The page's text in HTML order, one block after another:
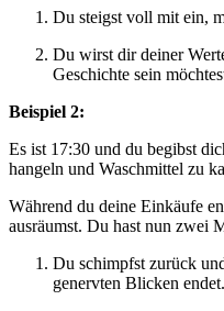
Du steigst voll mit ein,
Du wirst dir deiner
Geschichte sein
Beispiel 2:
Es ist 17:30 und du begibst
hangeln und Waschmittel zu
Während du deine Einkäufe
ausräumst. Du hast nun zwei
Du schimpfst zurück
genervten Blicken endet.